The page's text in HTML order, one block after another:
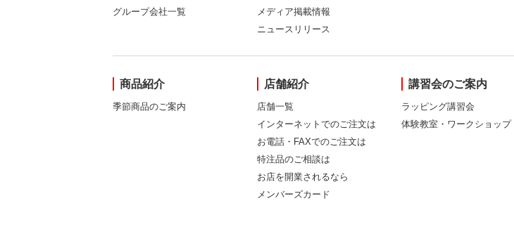
グループ会社一覧
メディア掲載情報
ニュースリリース
商品紹介
季節商品のご案内
店舗紹介
店舗一覧
インターネットでのご注文は
お電話・FAXでのご注文は
特注品のご相談は
お店を開業されるなら
メンバーズカード
講習会のご案内
ラッピング講習会
体験教室・ワークショップ